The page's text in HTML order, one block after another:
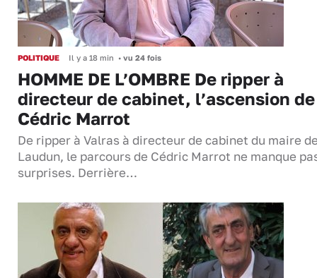
POLITIQUE Il y a 18 min • vu 24 fois
HOMME DE L’OMBRE De ripper à
directeur de cabinet, l’ascension de
Cédric Marrot
De ripper à Valras à directeur de cabinet du maire
Laudun, le parcours de Cédric Marrot ne manque
surprises. Derrière…